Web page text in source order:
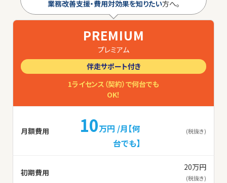
業務改善支援・費用対効果を知りたい方へ。
PREMIUM
プレミアム
伴走サポート付き
1ライセンス（契約）で何台でも
OK！
月額費用 10万円 /月【何
台でも】
(税抜き)
初期費用
20万円
(税抜き)